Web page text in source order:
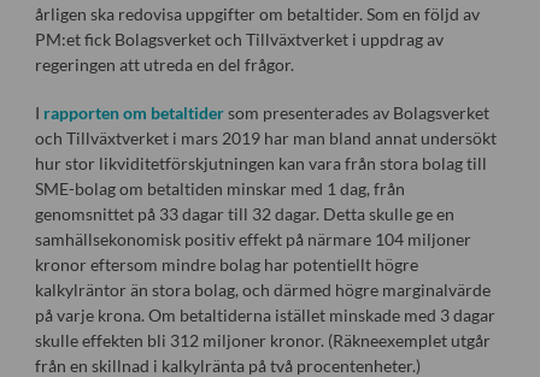
årligen ska redovisa uppgifter om betaltider. Som en följd av
PM:et fick Bolagsverket och Tillväxtverket i uppdrag av
regeringen att utreda en del frågor.
I rapporten om betaltidersom presenterades av Bolagsverket
och Tillväxtverket i mars 2019 har man bland annat undersökt
hur stor likviditetförskjutningen kan vara från stora bolag till
SME-bolag om betaltiden minskar med 1 dag, från
genomsnittet på 33 dagar till 32 dagar. Detta skulle ge en
samhällsekonomisk positiv effekt på närmare 104 miljoner
kronor eftersom mindre bolag har potentiellt högre
kalkylräntor än stora bolag, och därmed högre marginalvärde
på varje krona. Om betaltiderna istället minskade med 3 dagar
skulle effekten bli 312 miljoner kronor. (Räkneexemplet utgår
från en skillnad i kalkylränta på två procentenheter.)